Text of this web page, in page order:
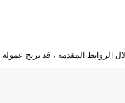
الروابط المقدمة ، قد نربح عمولة.